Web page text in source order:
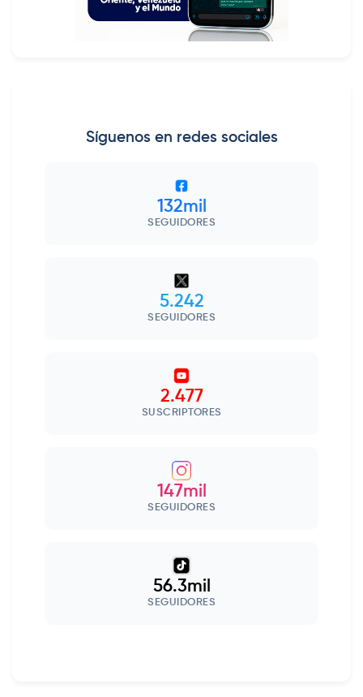
Síguenos en redes sociales
132mil
SEGUIDORES
5.242
SEGUIDORES
2.477
SUSCRIPTORES
147mil
SEGUIDORES
56.3mil
SEGUIDORES